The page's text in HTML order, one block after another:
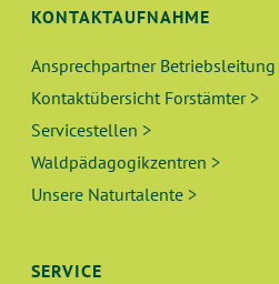
KONTAKTAUFNAHME
Ansprechpartner Betriebsleitung
Kontaktübersicht Forstämter >
Servicestellen >
Waldpädagogikzentren >
Unsere Naturtalente >
SERVICE